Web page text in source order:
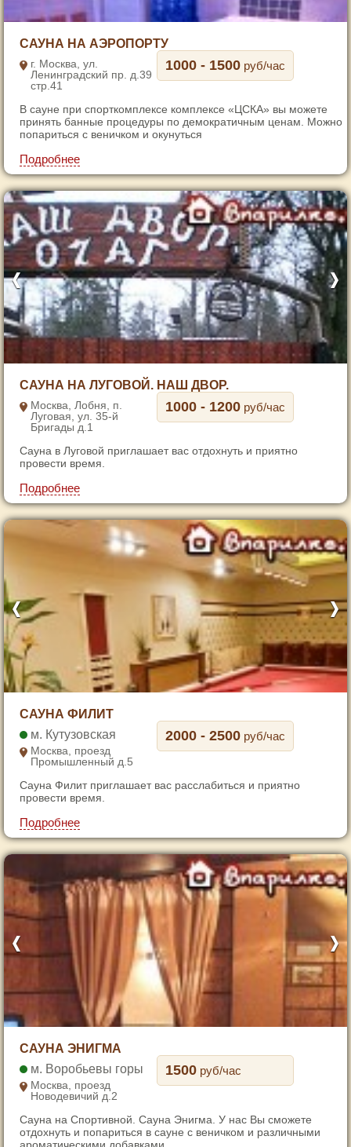
САУНА НА АЭРОПОРТУ
г. Москва, ул.
Ленинградский пр. д.39
стр.41
1000 - 1500 руб/час
В сауне при спорткомплексе комплексе «ЦСКА» вы можете
принять банные процедуры по демократичным ценам. Можно
попариться с веничком и окунуться
Подробнее
САУНА НА ЛУГОВОЙ. НАШ ДВОР.
Москва, Лобня, п.
Луговая, ул. 35-й
Бригады д.1
1000 - 1200 руб/час
Сауна в Луговой приглашает вас отдохнуть и приятно
провести время.
Подробнее
САУНА ФИЛИТ
Кутузовская
Москва, проезд
Промышленный д.5
2000 - 2500 руб/час
Сауна Филит приглашает вас расслабиться и приятно
провести время.
Подробнее
САУНА ЭНИГМА
Воробьевы горы
Москва, проезд
Новодевичий д.2
1500 руб/час
Сауна на Спортивной. Сауна Энигма. У нас Вы сможете
отдохнуть и попариться в сауне с веничком и различными